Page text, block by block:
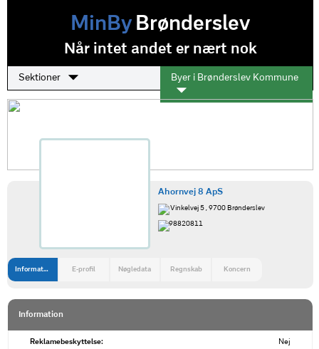
MinByBrønderslev
Når intet andet er nært nok
Sektioner Byer i Brønderslev Kommune
Ahornvej 8 ApS
Vinkelvej 5 , 9700 Brønderslev
98820811
Information E-profil Nøgledata Regnskab Koncern
Information
Reklamebeskyttelse: Nej